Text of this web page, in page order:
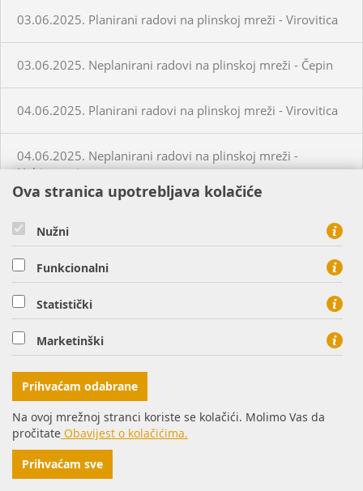
03.06.2025. Planirani radovi na plinskoj mreži - Virovitica
03.06.2025. Neplanirani radovi na plinskoj mreži - Čepin
04.06.2025. Planirani radovi na plinskoj mreži - Virovitica
04.06.2025. Neplanirani radovi na plinskoj mreži -
Habjanovci
05.06.2025. Planirani radovi na plinskoj mreži - Virovitica
05.06.2025. Planirani radovi na plinskoj mreži - Virovitica
05.06.2025. Planirani radovi na plinskoj mreži - Virovitica
05.06.2025. Neplanirani radovi na plinskoj mreži -
Virovitica
05.06.2025. Neplanirani radovi na plinskoj mreži -
Ordanja
Ova stranica upotrebljava kolačiće
Nužni
Funkcionalni
Statistički
Marketinški
Prihvaćam odabrane
Na ovoj mrežnoj stranci koriste se kolačići. Molimo Vas da
pročitate Obavijest o kolačićima.
Prihvaćam sve